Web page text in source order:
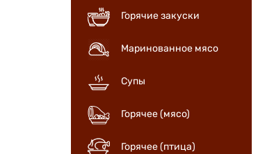
Горячие закуски
Маринованное мясо
Супы
Горячее (мясо)
Горячее (птица)